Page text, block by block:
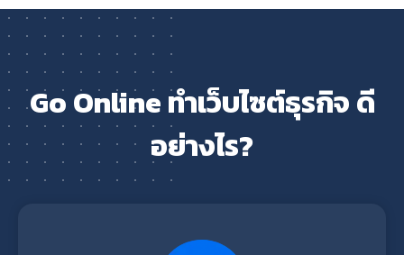
Go Online ทำเว็บไซต์ธุรกิจ ดี
อย่างไร?